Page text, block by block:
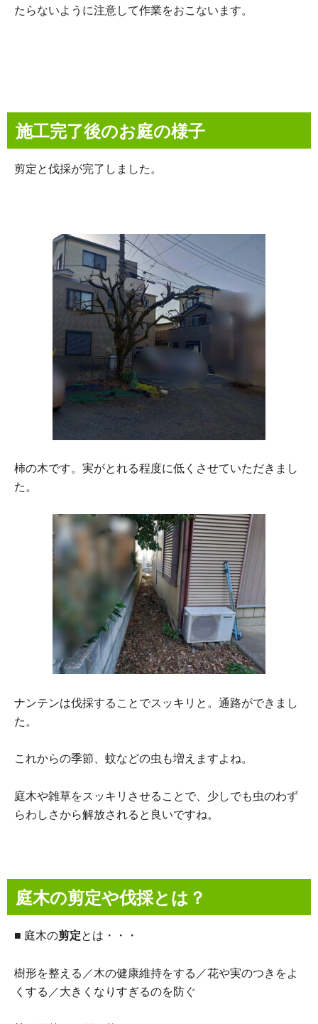
たらないように注意して作業をおこないます。
施工完了後のお庭の様子
剪定と伐採が完了しました。
柿の木です。実がとれる程度に低くさせていただきまし
た。
ナンテンは伐採することでスッキリと。通路ができまし
た。
これからの季節、蚊などの虫も増えますよね。
庭木や雑草をスッキリさせることで、少しでも虫のわず
らわしさから解放されると良いですね。
庭木の剪定や伐採とは？
■ 庭木の剪定とは・・・
樹形を整える／木の健康維持をする／花や実のつきをよ
くする／大きくなりすぎるのを防ぐ